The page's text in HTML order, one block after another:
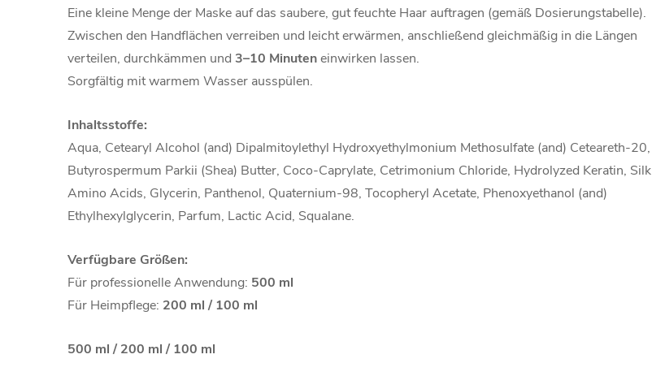
Eine kleine Menge der Maske auf das saubere, gut feuchte Haar auftragen (gemäß Dosierungstabelle).
Zwischen den Handflächen verreiben und leicht erwärmen, anschließend gleichmäßig in die Längen
verteilen, durchkämmen und 3–10 Minuteneinwirken lassen.
Sorgfältig mit warmem Wasser ausspülen.
Inhaltsstoffe:
Aqua, Cetearyl Alcohol (and) Dipalmitoylethyl Hydroxyethylmonium Methosulfate (and) Ceteareth-20,
Butyrospermum Parkii (Shea) Butter, Coco-Caprylate, Cetrimonium Chloride, Hydrolyzed Keratin, Silk
Amino Acids, Glycerin, Panthenol, Quaternium-98, Tocopheryl Acetate, Phenoxyethanol (and)
Ethylhexylglycerin, Parfum, Lactic Acid, Squalane.
Verfügbare Größen:
Für professionelle Anwendung: 500 ml
Für Heimpflege: 200 ml / 100 ml
500 ml / 200 ml / 100 ml